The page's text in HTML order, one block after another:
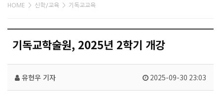
HOME > 신학/교육 > 기독교교육
기독교학술원, 2025년 2학기 개강
유현우 기자 2025-09-30 23:03